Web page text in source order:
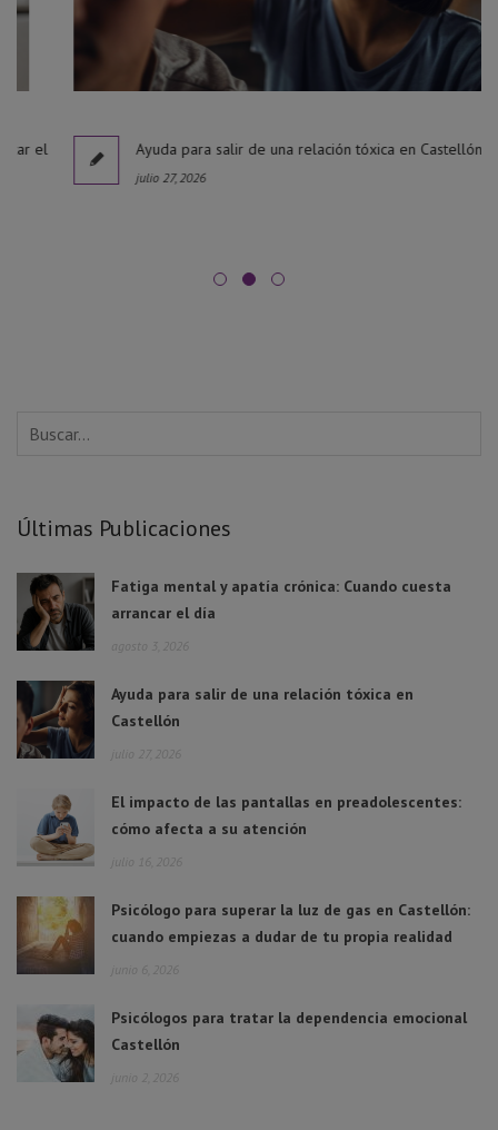
Ayuda para salir de una relación tóxica en Castellón
julio 27, 2026
Últimas Publicaciones
Fatiga mental y apatía crónica: Cuando cuesta
arrancar el día
agosto 3, 2026
Ayuda para salir de una relación tóxica en
Castellón
julio 27, 2026
El impacto de las pantallas en preadolescentes:
cómo afecta a su atención
julio 16, 2026
Psicólogo para superar la luz de gas en Castellón:
cuando empiezas a dudar de tu propia realidad
junio 6, 2026
Psicólogos para tratar la dependencia emocional
Castellón
junio 2, 2026